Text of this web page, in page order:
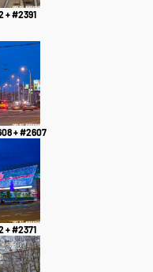
+ #2391
+ #2607
+ #2371